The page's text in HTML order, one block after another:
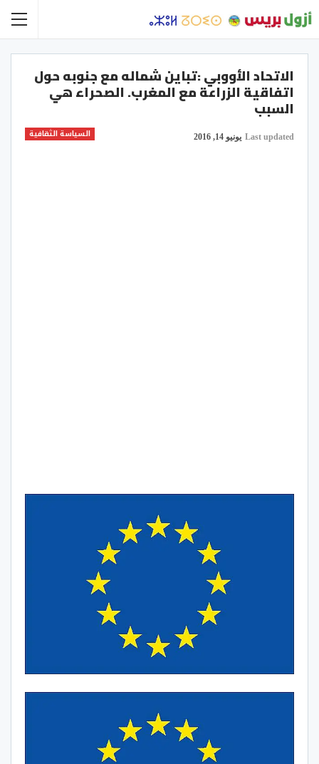
الاتحاد الأووبي :تباين شماله مع جنوبه حول
اتفاقية الزراعة مع المغرب. الصحراء هي
السبب
السياسة الثقافية Last updated يونيو 14, 2016